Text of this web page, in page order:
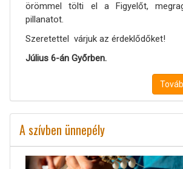
örömmel tölti el a Figyelőt,
pillanatot.
Szeretettel várjuk az érdeklődőket!
Július 6-án Győrben.
A szívben ünnepély